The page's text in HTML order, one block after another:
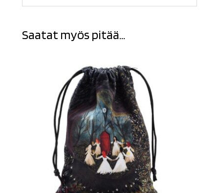
Saatat myös pitää...